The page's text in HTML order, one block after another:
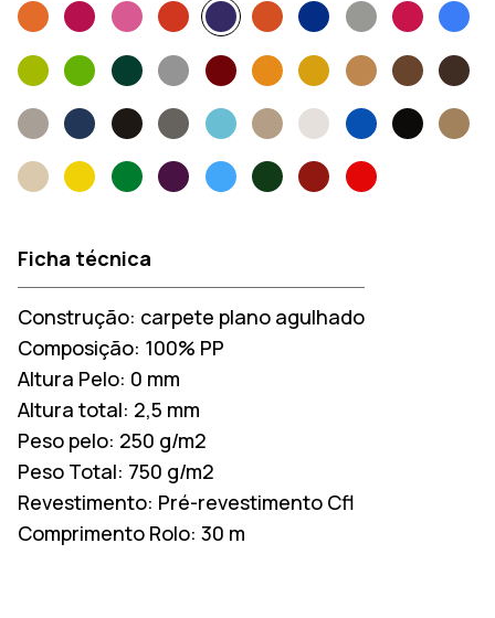
Ficha técnica
Construção: carpete plano agulhado
Composição: 100% PP
Altura Pelo: 0 mm
Altura total: 2,5 mm
Peso pelo: 250 g/m2
Peso Total: 750 g/m2
Revestimento: Pré-revestimento Cfl
Comprimento Rolo: 30 m